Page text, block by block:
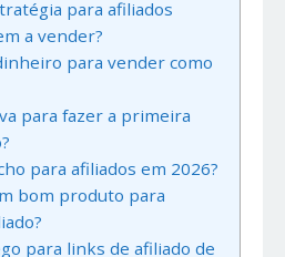
para afiliados
a vender?
para vender como
para fazer a primeira
para afiliados em 2026?
bom produto para
para links de afiliado de